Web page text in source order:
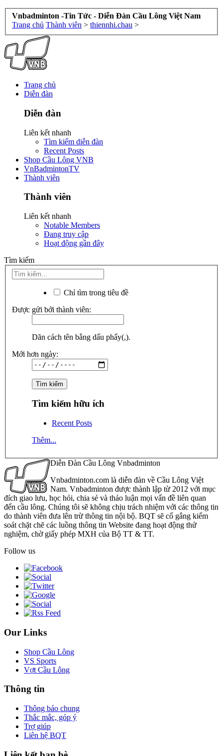
Vnbadminton -Tin Tức - Diễn Đàn Cầu Lông Việt Nam
Trang chủ Thành viên > thiennhi.chau >
Trang chủ
Diễn đàn
Diễn đàn
Liên kết nhanh
Tìm kiếm diễn đàn
Recent Posts
Shop Cầu Lông VNB
VnBadmintonTV
Thành viên
Thành viên
Liên kết nhanh
Notable Members
Đang truy cập
Hoạt động gần đây
Tìm kiếm
Chỉ tìm trong tiêu đề
Được gửi bởi thành viên:
Dãn cách tên bằng dấu phẩy(,).
Mới hơn ngày:
Tìm kiếm hữu ích
Recent Posts
Thêm...
Diễn Đàn Cầu Lông Vnbadminton
Vnbadminton.com là diễn đàn về Cầu Lông Việt
Nam. Vnbadminton được thành lập từ 2012 với mục
đích giao lưu, học hỏi, chia sẻ và thảo luận mọi vấn đề liên quan
đến cầu lông. Chúng tôi sẽ không chịu trách nhiệm với các thông tin
do thành viên đưa lên trừ thông tin nội bộ. BQT sẽ cố gắng kiểm
soát chặt chẽ các luồng thông tin Website đang hoạt động thử
nghiệm, chờ giấy phép MXH của Bộ TT & TT.
Follow us
Our Links
Shop Cầu Lông
VS Sports
Vợt Cầu Lông
Thông tin
Thông báo chung
Thắc mắc, góp ý
Trợ giúp
Liên hệ BQT